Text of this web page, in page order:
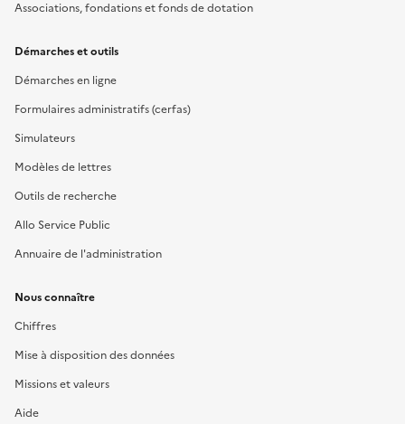
Associations, fondations et fonds de dotation
Démarches et outils
Démarches en ligne
Formulaires administratifs (cerfas)
Simulateurs
Modèles de lettres
Outils de recherche
Allo Service Public
Annuaire de l'administration
Nous connaître
Chiffres
Mise à disposition des données
Missions et valeurs
Aide